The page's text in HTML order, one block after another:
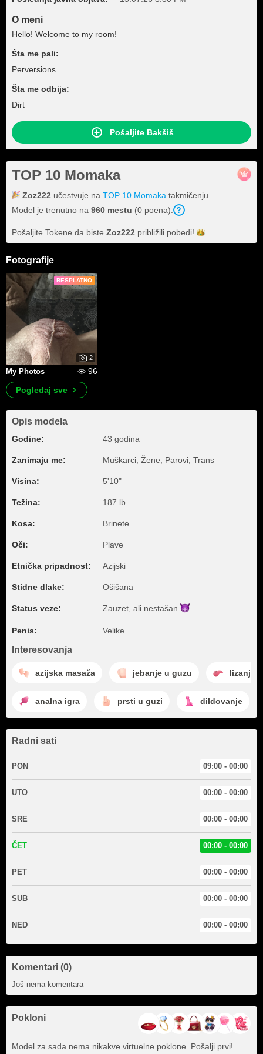
O meni
Hello! Welcome to my room!
Šta me pali:
Perversions
Šta me odbija:
Dirt
Pošaljite Bakšiš
TOP 10 Momaka
Zoz222 učestvuje na TOP 10 Momaka takmičenju.
Model je trenutno na 960 mestu (0 poena).
Pošaljite Tokene da biste Zoz222 približili pobedi!
Fotografije
BESPLATNO
2
My Photos
96
Pogledaj sve
Opis modela
Godine: 43 godina
Zanimaju me: Muškarci, Žene, Parovi, Trans
Visina: 5'10"
Težina: 187 lb
Kosa: Brinete
Oči: Plave
Etnička pripadnost: Azijski
Stidne dlake: Ošišana
Status veze: Zauzet, ali nestašan
Penis: Velike
Interesovanja
azijska masaža jebanje u guzu lizanje
analna igra prsti u guzi dildovanje
Radni sati
PON 09:00 - 00:00
UTO 00:00 - 00:00
SRE 00:00 - 00:00
ČET 00:00 - 00:00
PET 00:00 - 00:00
SUB 00:00 - 00:00
NED 00:00 - 00:00
Komentari (0)
Još nema komentara
Pokloni
Model za sada nema nikakve virtuelne poklone. Pošalji prvi!